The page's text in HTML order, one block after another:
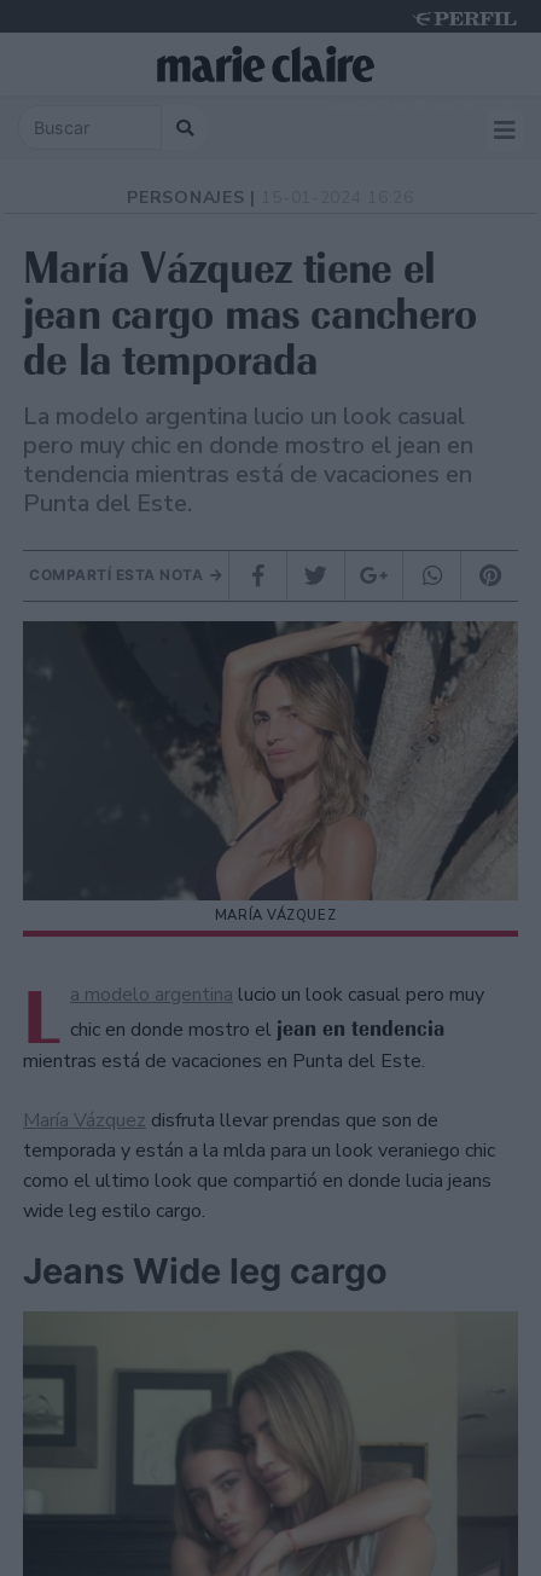
PERSONAJES |
María Vázquez tiene el
jean cargo mas canchero
de la temporada
La modelo argentina lucio un look casual
pero muy chic en donde mostro el jean en
tendencia mientras está de vacaciones en
Punta del Este.
COMPARTÍ ESTA NOTA
MARÍA VÁZQUEZ
L a modelo argentina lucio un look casual pero muy
chic en donde mostro el jean en tendencia
mientras está de vacaciones en Punta del Este.
María Vázquez disfruta llevar prendas que son de
temporada y están a la mlda para un look veraniego chic
como el ultimo look que compartió en donde lucia jeans
wide leg estilo cargo.
Jeans Wide leg cargo